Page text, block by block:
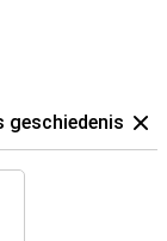
geschiedenis